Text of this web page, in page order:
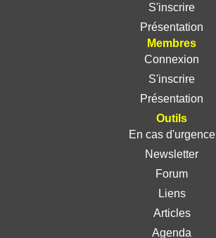
S'inscrire
Présentation
Membres
Connexion
S'inscrire
Présentation
Outils
En cas d'urgence
Newsletter
Forum
Liens
Articles
Agenda